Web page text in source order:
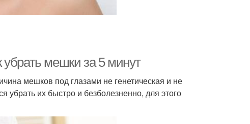
убрать мешки за 5 минут
мешков под глазами не генетическая и не
убрать их быстро и безболезненно, для этого